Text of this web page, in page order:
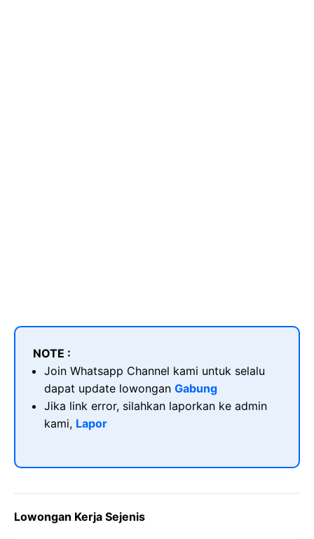
NOTE :
Join Whatsapp Channel kami untuk selalu
dapat update lowongan Gabung
Jika link error, silahkan laporkan ke admin
kami, Lapor
Lowongan Kerja Sejenis